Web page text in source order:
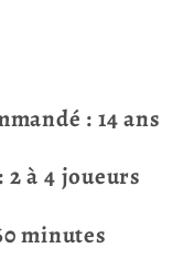
: 14 ans
à 4 joueurs
minutes